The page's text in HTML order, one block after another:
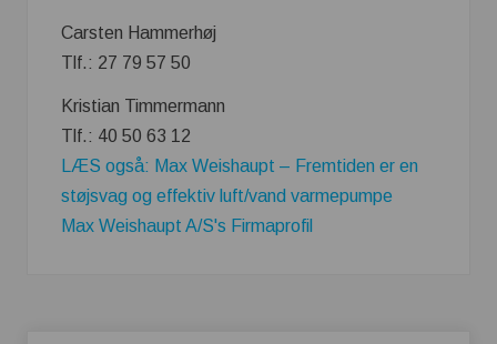
Carsten Hammerhøj
Tlf.: 27 79 57 50
Kristian Timmermann
Tlf.: 40 50 63 12
LÆS også: Max Weishaupt – Fremtiden er en
støjsvag og effektiv luft/vand varmepumpe
Max Weishaupt A/S's Firmaprofil